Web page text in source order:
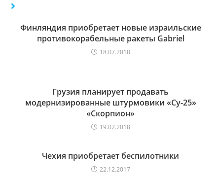
Финляндия приобретает новые израильские
противокорабельные ракеты Gabriel
18.07.2018
Грузия планирует продавать
модернизированные штурмовики «Су-25»
«Скорпион»
19.02.2018
Чехия приобретает беспилотники
22.12.2017